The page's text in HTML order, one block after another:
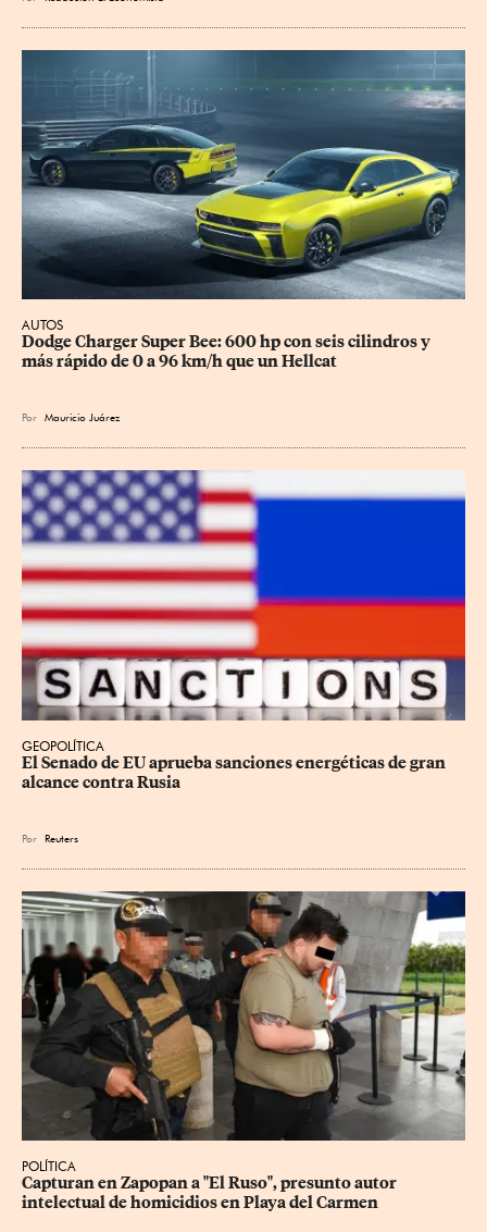
AUTOS
Dodge Charger Super Bee: 600 hp con seis cilindros y
más rápido de 0 a 96 km/h que un Hellcat
Por Mauricio Juárez
GEOPOLÍTICA
El Senado de EU aprueba sanciones energéticas de gran
alcance contra Rusia
Por Reuters
POLÍTICA
Capturan en Zapopan a "El Ruso", presunto autor
intelectual de homicidios en Playa del Carmen